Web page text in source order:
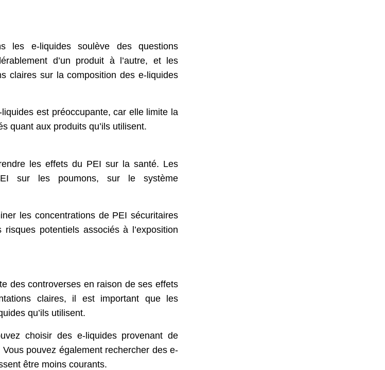
les e-liquides soulève des questions
d’un produit à l’autre, et les
claires sur la composition des e-liquides
est préoccupante, car elle limite la
quant aux produits qu’ils utilisent.
les effets du PEI sur la santé. Les
sur les poumons, sur le système
les concentrations de PEI sécuritaires
potentiels associés à l’exposition
des controverses en raison de ses effets
claires, il est important que les
qu’ils utilisent.
choisir des e-liquides provenant de
pouvez également rechercher des e-
être moins courants.